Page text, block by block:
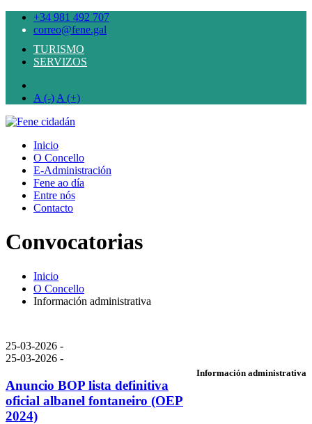
+34 981 492 707
correo@fene.gal
TURISMO
SERVIZOS
A (-) A (+)
Inicio
O Concello
E-Administración
Fene ao día
Entre nós
Contacto
Convocatorias
Inicio
O Concello
Información administrativa
25-03-2026 -
25-03-2026 -
Información administrativa
Anuncio BOP lista definitiva
oficial albanel fontaneiro (OEP
2024)